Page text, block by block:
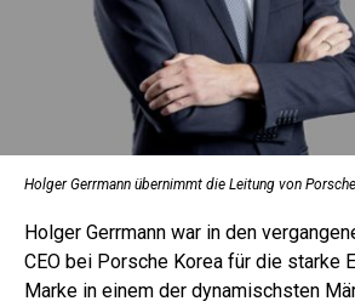
Holger Gerrmann übernimmt die Leitung von
Holger Gerrmann war in den
CEO bei Porsche Korea für die starke
Marke in einem der dynamischsten